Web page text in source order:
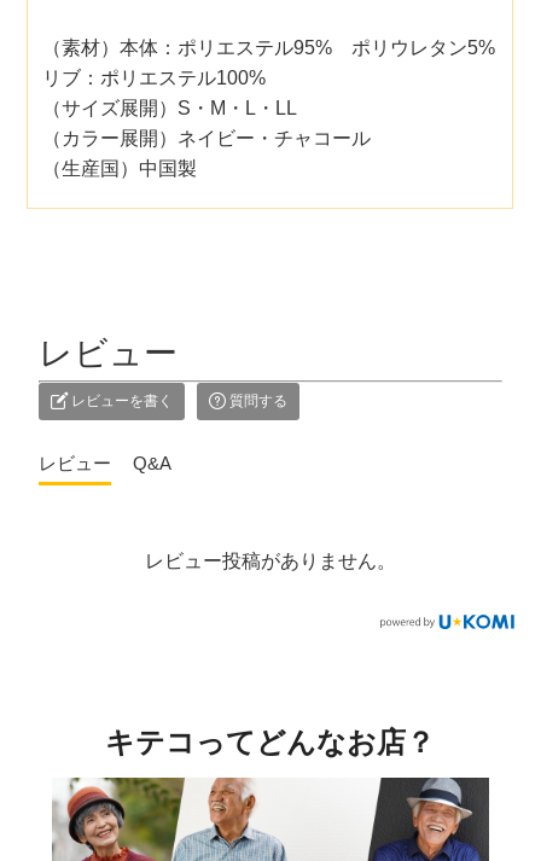
（素材）本体：ポリエステル95% ポリウレタン5%
リブ：ポリエステル100%
（サイズ展開）S・M・L・LL
（カラー展開）ネイビー・チャコール
（生産国）中国製
レビュー
レビューを書く 質問する
レビュー Q&A
レビュー投稿がありません。
キテコってどんなお店？